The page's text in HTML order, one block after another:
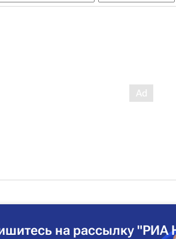
на рассылку "РИА